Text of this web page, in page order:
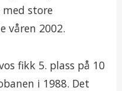
store
våren 2002.
fikk 5. plass på 10
i 1988. Det